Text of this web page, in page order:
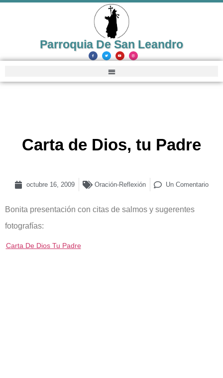
Parroquia De San Leandro
Carta de Dios, tu Padre
octubre 16, 2009 Oración-Reflexión Un Comentario
Bonita presentación con citas de salmos y sugerentes
fotografías:
Carta De Dios Tu Padre